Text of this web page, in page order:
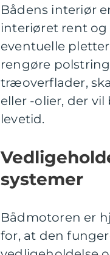
Bådens interiør
interiøret rent
eventuelle
rengøre
træoverflader,
eller -olier, der
levetid.
systemer
Bådmotoren er
for, at den